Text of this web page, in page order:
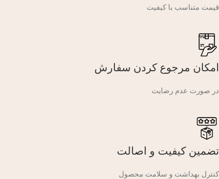
قیمت متناسب با کیفیت
امکان مرجوع کردن سفارش
در صورت عدم رضایت
تضمین کیفیت و اصالت
کنترل بهداشت و سلامت محصول